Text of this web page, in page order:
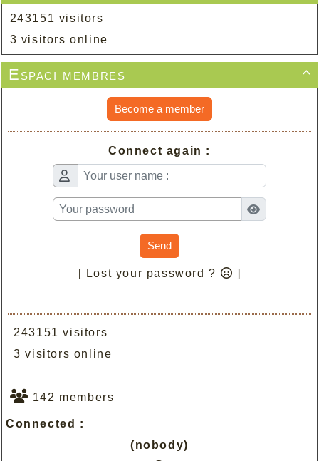
243151 visitors
3 visitors online

Espaci membres
Become a member
Connect again :
Send
[ Lost your password ? ]
243151 visitors
3 visitors online
142 members
Connected :
(nobody)